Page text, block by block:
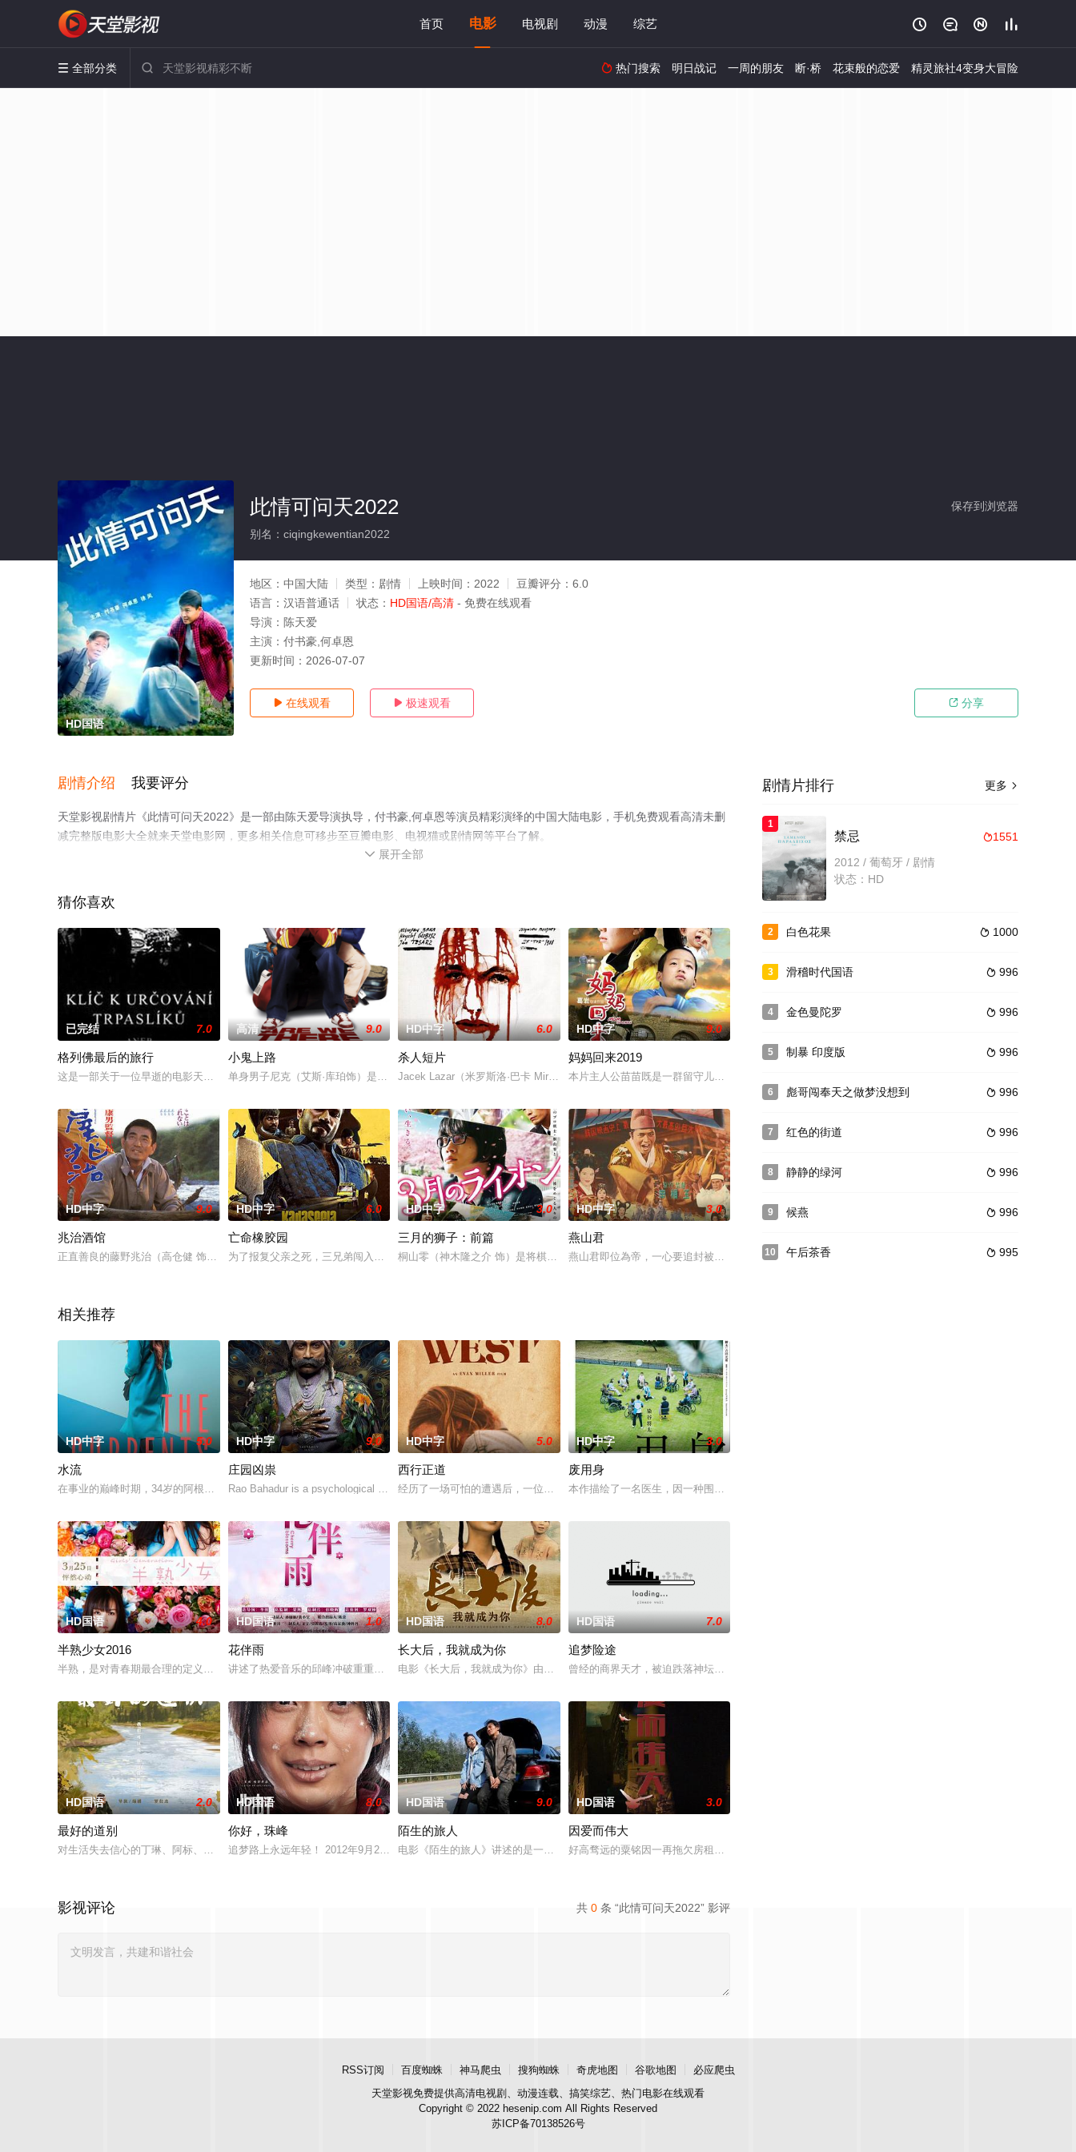
首页 电影 电视剧 动漫 综艺    
 全部分类   热门搜索 明日战记 一周的朋友 断·桥 花束般的恋爱 精灵旅社4变身大冒险
HD国语
保存到浏览器
此情可问天2022
别名：ciqingkewentian2022
地区： 中国大陆 类型： 剧情 上映时间： 2022 豆瓣评分： 6.0
语言： 汉语普通话 状态： HD国语/高清 - 免费在线观看
导演： 陈天爱
主演： 付书豪,何卓恩
更新时间： 2026-07-07
 在线观看  极速观看  分享
剧情介绍 我要评分
天堂影视剧情片《此情可问天2022》是一部由陈天爱导演执导，付书豪,何卓恩等演员精彩演绎的中国大陆电影，手机免费观看高清未删
减完整版电影大全就来天堂电影网，更多相关信息可移步至豆瓣电影、电视猫或剧情网等平台了解。
 展开全部
猜你喜欢
已完结 7.0
格列佛最后的旅行
这是一部关于一位早逝的电影天才的散文式纪录片，《格列佛最后的旅行》用日记 影像的形式再
高清 9.0
小鬼上路
单身男子尼克（艾斯·库珀饰）是一个玩世不恭的家伙，他似乎更享受追求心仪对象的过程，而对
HD中字 6.0
杀人短片
Jacek Lazar（米罗斯洛·巴卡 Miroslaw Baka 饰）是一个二十一岁
HD中字 9.0
妈妈回来2019
本片主人公苗苗既是一群留守儿童的老师，也是一个留守儿童的母亲。苗苗将一岁多的孩子托付给
HD中字 9.0
兆治酒馆
正直善良的藤野兆治（高仓健 饰）因与上司发生分歧离开了工作多年的函谷船坞，在此之后他和
HD中字 6.0
亡命橡胶园
为了报复父亲之死，三兄弟闯入当地地主的橡胶庄园。一开始是一个田园诗般的计划，很快就演变
HD中字 3.0
三月的狮子：前篇
桐山零（神木隆之介 饰）是将棋界公认的天才，年仅17岁的他便已经成为了一名职业棋手，在
HD中字 3.0
燕山君
燕山君即位為帝，一心要追封被先王廢黜賜死的母后尹妃，但受百官阻撓而作罷。無法恢復尹妃的
相关推荐
HD中字 5.0
水流
在事业的巅峰时期，34岁的阿根廷造型师丽娜在瑞士的一场颁奖典礼后，被一种突如其来的冲动
HD中字 9.0
庄园凶祟
Rao Bahadur is a psychological drama set ag
HD中字 5.0
西行正道
经历了一场可怕的遭遇后，一位小镇女子向疏远的哥哥借了钱，独自一人踏上穿越西德克萨斯州的
HD中字 3.0
废用身
本作描绘了一名医生，因一种围绕“废用身”——因瘫痪等原因已无恢复可能的四肢——的治疗方
HD国语 4.0
半熟少女2016
半熟，是对青春期最合理的定义，它是梦开始的地方，没有深思熟虑，只有最单纯的坚定，然而，
HD国语 1.0
花伴雨
讲述了热爱音乐的邱峰冲破重重阻力，克服种种困难，组建乐队追求自己的音乐梦想，并走出了困
HD国语 8.0
长大后，我就成为你
电影《长大后，我就成为你》由中共四川省第十一届党代表、第十二届中华慈善奖最具爱心慈善楷
HD国语 7.0
追梦险途
曾经的商界天才，被迫跌落神坛。被那微不足道的成就麻醉过后他该如何面对现实，能改变他的命
HD国语 2.0
最好的道别
对生活失去信心的丁琳、阿标、梁兴、林雪宜在网上相约轻生，他们来到一座偏僻的小镇，在小镇
HD国语 8.0
你好，珠峰
追梦路上永远年轻！ 2012年9月28号，来自北京的27岁杭州姑娘杨晨，和她的小伙伴徒
HD国语 9.0
陌生的旅人
电影《陌生的旅人》讲述的是一部关于叛逆女孩林西西与颓废的犯罪悬疑小说家方云生前往石牛寨
HD国语 3.0
因爱而伟大
好高骛远的粟铭因一再拖欠房租而被房东扫地出门，妻子也不堪忍受离他而去，粟铭独自带着6岁
共 0 条 “此情可问天2022” 影评
影视评论
更多 
剧情片排行
1
1551
禁忌
2012 / 葡萄牙 / 剧情
状态：HD
2  1000
白色花果
3  996
滑稽时代国语
4  996
金色曼陀罗
5  996
制暴 印度版
6  996
彪哥闯奉天之做梦没想到
7  996
红色的街道
8  996
静静的绿河
9  996
候燕
10  995
午后茶香
RSS订阅 百度蜘蛛 神马爬虫 搜狗蜘蛛 奇虎地图 谷歌地图
必应爬虫
天堂影视免费提供高清电视剧、动漫连载、搞笑综艺、热门电影在线观看
Copyright © 2022 hesenip.com All Rights Reserved
苏ICP备70138526号